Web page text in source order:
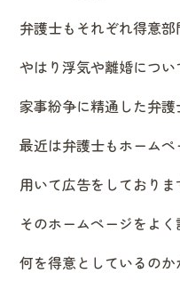
弁護士もそれぞれ得意部
やはり浮気や離婚につい
家事紛争に精通した弁護
最近は弁護士もホームペ
用いて広告をしておりま
そのホームページをよく
何を得意としているのか